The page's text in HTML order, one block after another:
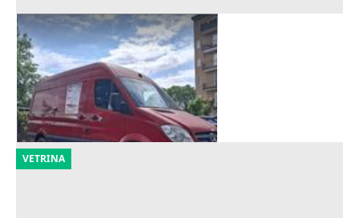
Furgone Mercedes Sprinter
Melegnano (Milano)
Offerta minima
1.750 €
21/09/2026
VETRINA